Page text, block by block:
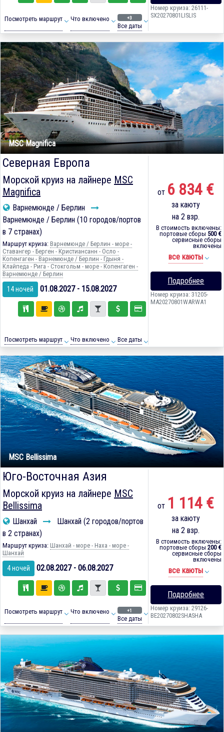
Посмотреть маршрут Что включено +3
Все даты
Номер круиза: 26111-
SX20270801LISLIS
MSC Magnifica
Северная Европа
Морской круиз на лайнере MSC
Magnifica
Варнемюнде / Берлин
Варнемюнде / Берлин (10 городов/портов
в 7 странах)
Маршрут круиза: Варнемюнде / Берлин - море -
Ставангер - Берген - Кристиансанн - Осло -
Копенгаген - Варнемюнде / Берлин - Гдыня -
Клайпеда - Рига - Стокгольм - море - Копенгаген -
Варнемюнде / Берлин
14 ночей 01.08.2027 - 15.08.2027
Посмотреть маршрут Что включено Все даты
от 6 834 €
за каюту
на 2 взр.
В стоимость включены:
портовые сборы 500 €
сервисные сборы
включены
все каюты
Подробнее
Номер круиза: 31205-
MA20270801WARWA1
MSC Bellissima
Юго-Восточная Азия
Морской круиз на лайнере MSC
Bellissima
Шанхай
Шанхай (2 городов/портов
в 2 странах)
Маршрут круиза: Шанхай - море - Наха - море -
Шанхай
4 ночей 02.08.2027 - 06.08.2027
Посмотреть маршрут Что включено +1
Все даты
от 1 114 €
за каюту
на 2 взр.
В стоимость включены:
портовые сборы 200 €
сервисные сборы
включены
все каюты
Подробнее
Номер круиза: 29126-
BE20270802SHASHA